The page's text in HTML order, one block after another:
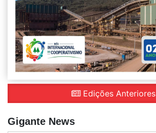
Edições Anteriores
Gigante News